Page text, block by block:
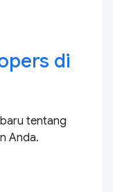
di
tentang
Anda.